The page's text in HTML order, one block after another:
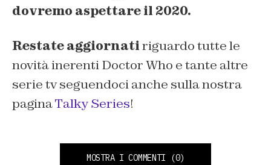
dovremo aspettare il 2020.
Restate aggiornatiriguardo tutte le
novità inerenti Doctor Who e tante altre
serie tv seguendoci anche sulla nostra
paginaTalky Series!
MOSTRA I COMMENTI (0)